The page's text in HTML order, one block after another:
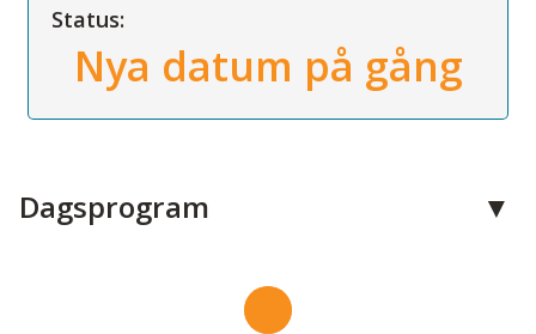
Status:
Nya datum på gång
Dagsprogram